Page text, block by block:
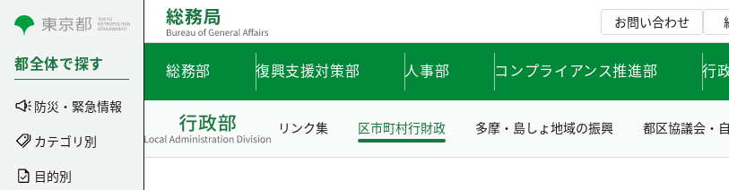
コンテンツにスキップ
都全体で探す
防災・緊急情報
カテゴリ別
目的別
お問い合わせ
総務部 復興支援対策部 人事部 コンプライアンス推進部 行
リンク集 区市町村行財政 多摩・島しょ地域の振興 都区協議会・